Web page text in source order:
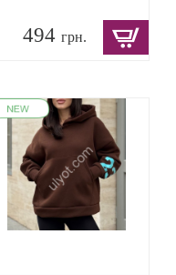
494грн.